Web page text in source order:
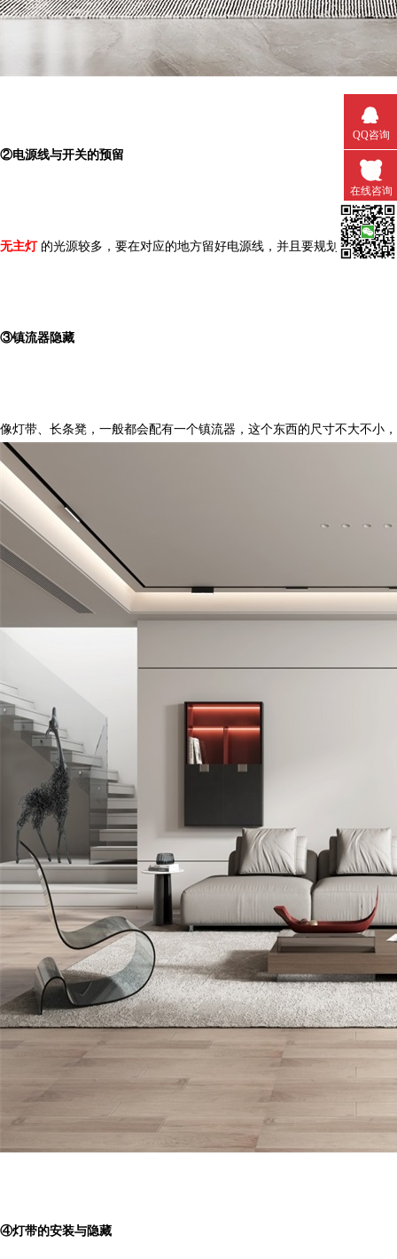
②电源线与开关的预留
无主灯 的光源较多，要在对应的地方留好电源线，并且要规划好每一
③镇流器隐藏
像灯带、长条凳，一般都会配有一个镇流器，这个东西的尺寸不大不小
④灯带的安装与隐藏
QQ咨询
在线咨询
微信扫一扫